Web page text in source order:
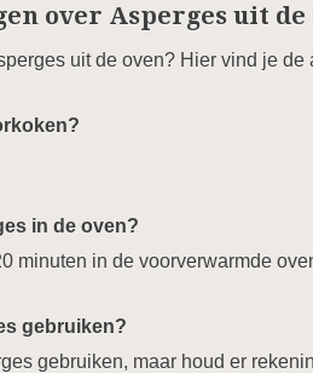
over Asperges uit de
uit de oven? Hier vind je
in de oven?
minuten in de voorverwarmde
gebruiken?
gebruiken, maar houd er